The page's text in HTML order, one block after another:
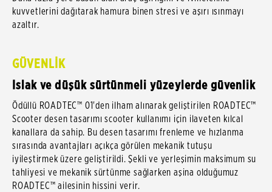
kuvvetlerini dağıtarak hamura binen stresi ve aşırı ısınmayı
azaltır.
GÜVENLİK
Islak ve düşük sürtünmeli yüzeylerde güvenlik
Ödüllü ROADTEC™ 01'den ilham alınarak geliştirilen ROADTEC™
Scooter desen tasarımı scooter kullanımı için ilaveten kılcal
kanallara da sahip. Bu desen tasarımı frenleme ve hızlanma
sırasında avantajları açıkça görülen mekanik tutuşu
iyileştirmek üzere geliştirildi. Şekli ve yerleşimin maksimum su
tahliyesi ve mekanik sürtünme sağlarken aşina olduğumuz
ROADTEC™ ailesinin hissini verir.